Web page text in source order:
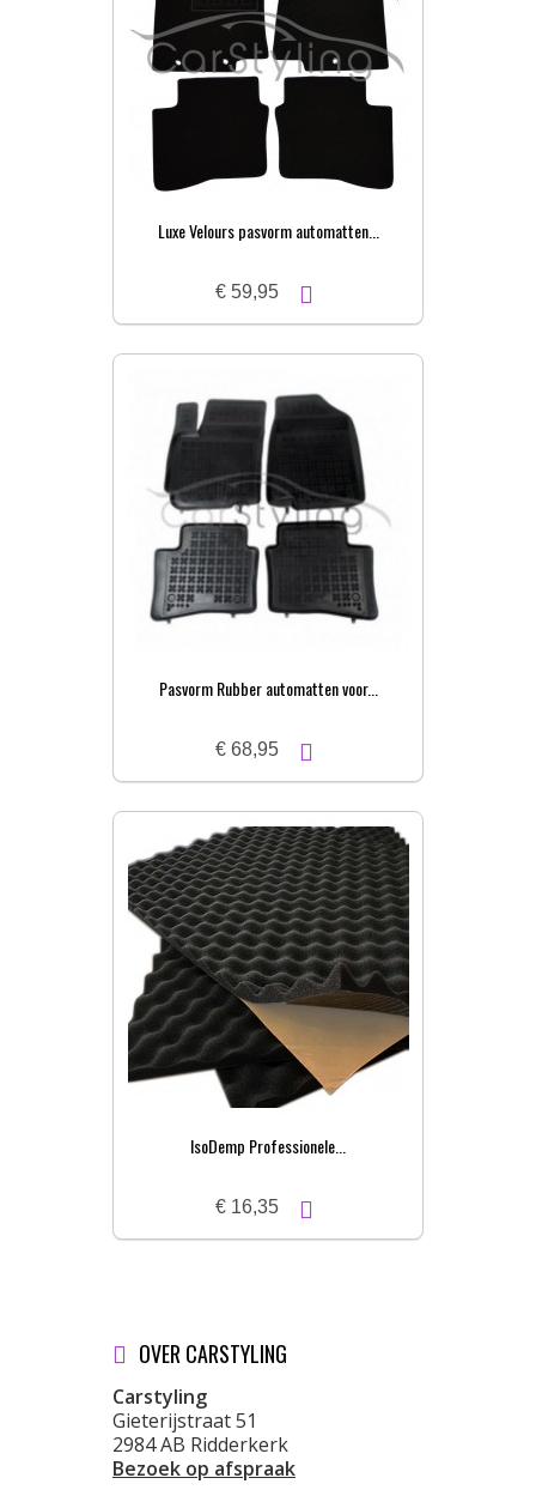
Luxe Velours pasvorm automatten...
€ 59,95
Pasvorm Rubber automatten voor...
€ 68,95
IsoDemp Professionele...
€ 16,35
OVER CARSTYLING
Carstyling
Gieterijstraat 51
2984 AB Ridderkerk
Bezoek op afspraak